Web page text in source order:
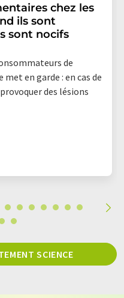
chez les
ils sont
sont nocifs
de
en garde : en cas de
des lésions
SCIENCE